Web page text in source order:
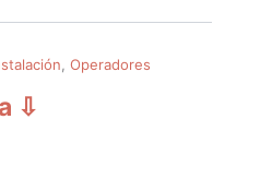
,Operadores
⇩